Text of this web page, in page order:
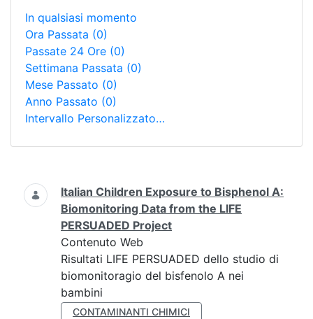
In qualsiasi momento
Ora Passata (0)
Passate 24 Ore (0)
Settimana Passata (0)
Mese Passato (0)
Anno Passato (0)
Intervallo Personalizzato…
Ricerca
Italian Children Exposure to Bisphenol A:
Biomonitoring Data from the LIFE
PERSUADED Project
Contenuto Web
Risultati LIFE PERSUADED dello studio di
biomonitoragio del bisfenolo A nei
bambini
CONTAMINANTI CHIMICI